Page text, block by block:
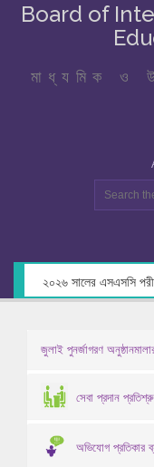
Board of
মাধ্যমিক ও
জুলাই পুনর্জাগরণ
সেবা প্রদান
অভিযোগ প্রতিকার